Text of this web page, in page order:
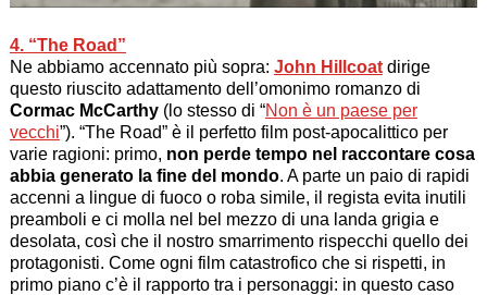
4. “The Road”
Ne abbiamo accennato più sopra: John Hillcoatdirige
questo riuscito adattamento dell’omonimo romanzo di
Cormac McCarthy(lo stesso di “Non è un paese per
vecchi”). “The Road” è il perfetto film post-apocalittico per
varie ragioni: primo, non perde tempo nel raccontare cosa
abbia generato la fine del mondo. A parte un paio di rapidi
accenni a lingue di fuoco o roba simile, il regista evita inutili
preamboli e ci molla nel bel mezzo di una landa grigia e
desolata, così che il nostro smarrimento rispecchi quello dei
protagonisti. Come ogni film catastrofico che si rispetti, in
primo piano c’è il rapporto tra i personaggi: in questo caso